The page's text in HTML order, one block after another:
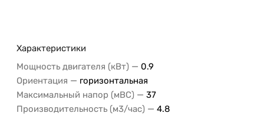
Характеристики
Мощность двигателя (кВт) — 0.9
Ориентация — горизонтальная
Максимальный напор (мВС) — 37
Производительность (м3/час) — 4.8